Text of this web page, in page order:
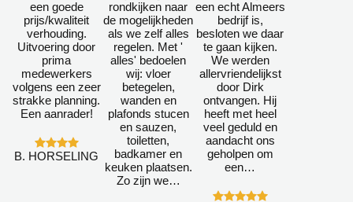
een goede
prijs/kwaliteit
verhouding.
Uitvoering door
prima
medewerkers
volgens een zeer
strakke planning.
Een aanrader!
B. HORSELING
rondkijken naar
de mogelijkheden
als we zelf alles
regelen. Met '
alles' bedoelen
wij: vloer
betegelen,
wanden en
plafonds stucen
en sauzen,
toiletten,
badkamer en
keuken plaatsen.
Zo zijn we…
een echt Almeers
bedrijf is,
besloten we daar
te gaan kijken.
We werden
allervriendelijkst
door Dirk
ontvangen. Hij
heeft met heel
veel geduld en
aandacht ons
geholpen om
een…